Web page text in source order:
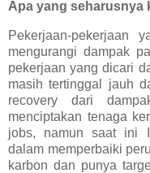
Apa yang seharusnya
Pekerjaan-pekerjaan
mengurangi dampak
pekerjaan yang dicari
masih tertinggal jauh
recovery dari
menciptakan tenaga
jobs, namun saat ini
dalam memperbaiki
karbon dan punya